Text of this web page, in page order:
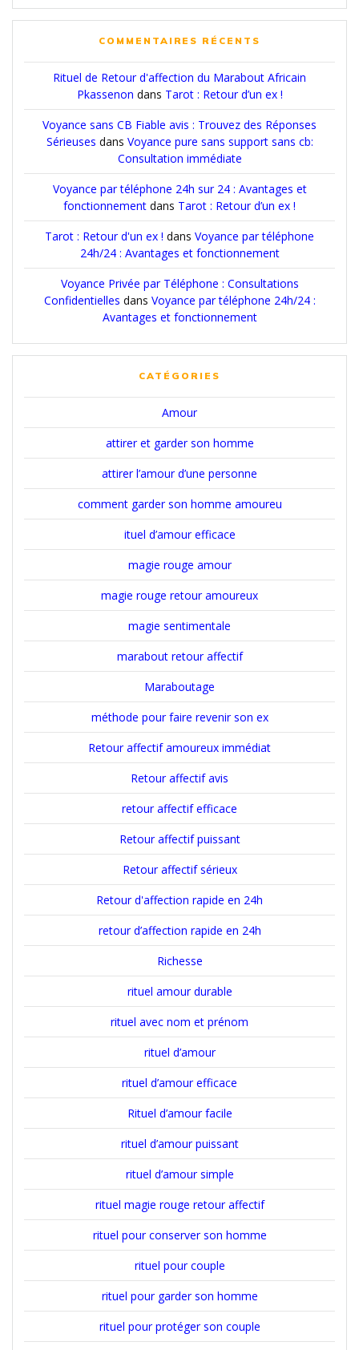
COMMENTAIRES RÉCENTS
Rituel de Retour d'affection du Marabout Africain
Pkassenon dans Tarot : Retour d’un ex !
Voyance sans CB Fiable avis : Trouvez des Réponses
Sérieuses dans Voyance pure sans support sans cb:
Consultation immédiate
Voyance par téléphone 24h sur 24 : Avantages et
fonctionnement dans Tarot : Retour d’un ex !
Tarot : Retour d'un ex ! dans Voyance par téléphone
24h/24 : Avantages et fonctionnement
Voyance Privée par Téléphone : Consultations
Confidentielles dans Voyance par téléphone 24h/24 :
Avantages et fonctionnement
CATÉGORIES
Amour
attirer et garder son homme
attirer l’amour d’une personne
comment garder son homme amoureu
ituel d’amour efficace
magie rouge amour
magie rouge retour amoureux
magie sentimentale
marabout retour affectif
Maraboutage
méthode pour faire revenir son ex
Retour affectif amoureux immédiat
Retour affectif avis
retour affectif efficace
Retour affectif puissant
Retour affectif sérieux
Retour d'affection rapide en 24h
retour d’affection rapide en 24h
Richesse
rituel amour durable
rituel avec nom et prénom
rituel d’amour
rituel d’amour efficace
Rituel d’amour facile
rituel d’amour puissant
rituel d’amour simple
rituel magie rouge retour affectif
rituel pour conserver son homme
rituel pour couple
rituel pour garder son homme
rituel pour protéger son couple